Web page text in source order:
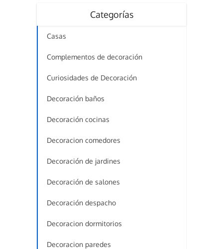
Categorías
Casas
Complementos de decoración
Curiosidades de Decoración
Decoración baños
Decoración cocinas
Decoracion comedores
Decoración de jardines
Decoración de salones
Decoración despacho
Decoracion dormitorios
Decoracion paredes